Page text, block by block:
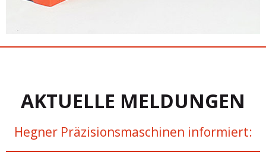
AKTUELLE MELDUNGEN
Hegner Präzisionsmaschinen informiert: